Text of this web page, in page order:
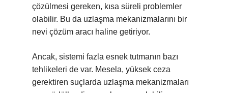
çözülmesi gereken, kısa süreli problemler
olabilir. Bu da uzlaşma mekanizmalarını bir
nevi çözüm aracı haline getiriyor.
Ancak, sistemi fazla esnek tutmanın bazı
tehlikeleri de var. Mesela, yüksek ceza
gerektiren suçlarda uzlaşma mekanizmaları